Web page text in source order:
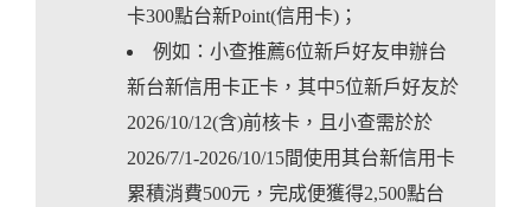
卡300點台新Point(信用卡)；
例如：小查推薦6位新戶好友申辦台
新台新信用卡正卡，其中5位新戶好友於
2026/10/12(含)前核卡，且小查需於於
2026/7/1-2026/10/15間使用其台新信用卡
累積消費500元，完成便獲得2,500點台